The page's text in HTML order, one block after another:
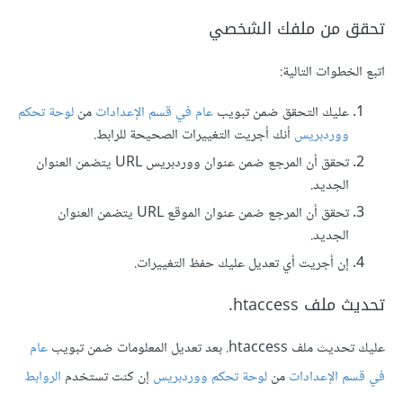
تحقق من ملفك الشخصي
اتبع الخطوات التالية:
عليك التحقق ضمن تبويبعام في قسم الإعداداتمنلوحة تحكم
ووردبريس أنك أجريت التغييرات الصحيحة للرابط.
تحقق أن المرجع ضمن عنوان ووردبريس URL يتضمن العنوان
الجديد.
تحقق أن المرجع ضمن عنوان الموقع URL يتضمن العنوان
الجديد.
إن أجريت أي تعديل عليك حفظ التغييرات.
تحديث ملف ‎.htaccess
عليك تحديث ملف ‎.htaccess بعد تعديل المعلومات ضمن تبويب
عام
في قسم الإعداداتمنلوحة تحكم ووردبريس إن كنت تستخدم الروابط